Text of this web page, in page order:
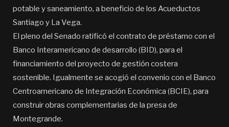
potable y saneamiento, a beneficio de los Acueductos
Santiago y La Vega.
El pleno del Senado ratificó el contrato de préstamo con el
Banco Interamericano de desarrollo (BID), para el
financiamiento del proyecto de gestión costera
sostenible. Igualmente se acogió el convenio con el Banco
Centroamericano de Integración Económica (BCIE), para
construir obras complementarias de la presa de
Montegrande.